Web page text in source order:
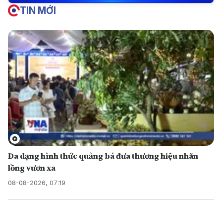
TIN MỚI
Đa dạng hình thức quảng bá đưa thương hiệu nhãn
lồng vươn xa
08-08-2026, 07:19